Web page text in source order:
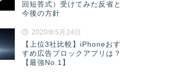
回短答式）受けてみた反省と
今後の方針
2020年5月24日
【上位3社比較】iPhoneおす
すめ広告ブロックアプリは？
【最強No.1】